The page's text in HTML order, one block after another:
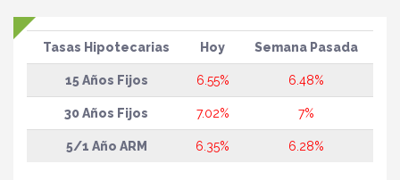
Tasas Hipotecarias Hoy Semana Pasada
15 Años Fijos 6.55% 6.48%
30 Años Fijos 7.02% 7%
5/1 Año ARM 6.35% 6.28%